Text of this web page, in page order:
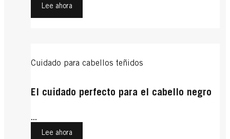
Lee ahora
Cuidado para cabellos teñidos
El cuidado perfecto para el cabello negro
...
Lee ahora